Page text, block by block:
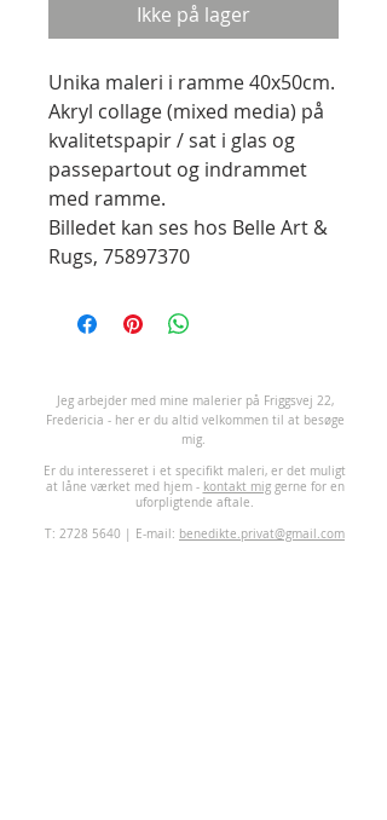
Ikke på lager
Unika maleri i ramme 40x50cm.
Akryl collage (mixed media) på
kvalitetspapir / sat i glas og
passepartout og indrammet
med ramme.
Billedet kan ses hos Belle Art &
Rugs, 75897370
eg arbejder med mine malerier på Friggsvej 22,
Fredericia - her er du altid velkommen til at besøge
mig.
Er du interesseret i et specifikt maleri, er det muligt
at låne værket med hjem - kontakt miggerne for en
uforpligtende aftale.
T: 2728 5640 | E-mail: benedikte.privat@gmail.com